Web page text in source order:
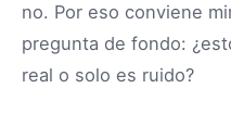
no. Por eso conviene
pregunta de fondo:
real o solo es ruido?